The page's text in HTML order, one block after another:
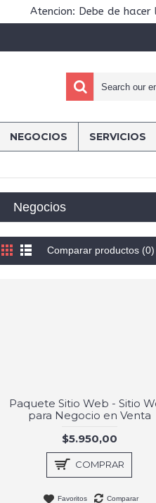
Atencion: Debe de
NEGOCIOS SERVICIOS
Negocios
Comparar productos (0)
Paquete Sitio Web - Sitio
para Negocio en Venta
$5.950,00
COMPRAR
Favoritos Comparar